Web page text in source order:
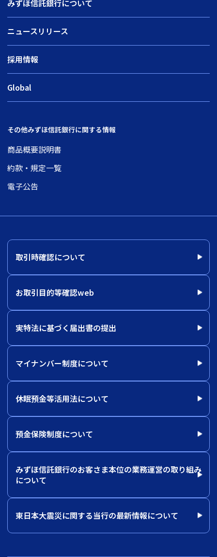
みずほ信託銀行について
ニュースリリース
採用情報
Global
その他みずほ信託銀行に関する情報
商品概要説明書
約款・規定一覧
電子公告
取引時確認について
お取引目的等確認web
実特法に基づく届出書の提出
マイナンバー制度について
休眠預金等活用法について
預金保険制度について
みずほ信託銀行のお客さま本位の業務運営の取り組み
について
東日本大震災に関する当行の最新情報について